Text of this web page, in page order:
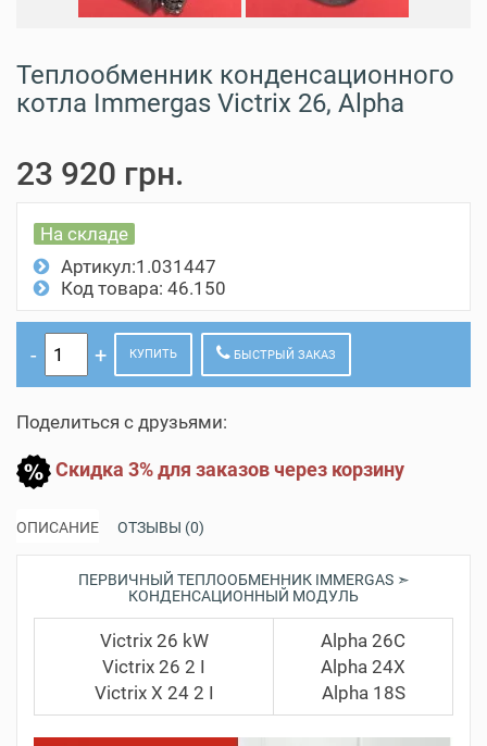
Теплообменник конденсационного
котла Immergas Victrix 26, Alpha
23 920 грн.
На складе
Артикул:1.031447
Код товара: 46.150
КУПИТЬ БЫСТРЫЙ ЗАКАЗ
Поделиться с друзьями:
Скидка 3% для заказов через корзину
ОПИСАНИЕ ОТЗЫВЫ (0)
ПЕРВИЧНЫЙ ТЕПЛООБМЕННИК IMMERGAS ➣
КОНДЕНСАЦИОННЫЙ МОДУЛЬ
Victrix 26 kW
Victrix 26 2 I
Victrix X 24 2 I
Alpha 26C
Alpha 24X
Alpha 18S